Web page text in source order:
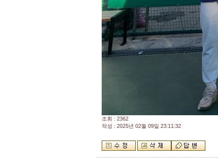
조회 : 2362
작성 : 2025년 02월 09일 23:11:32